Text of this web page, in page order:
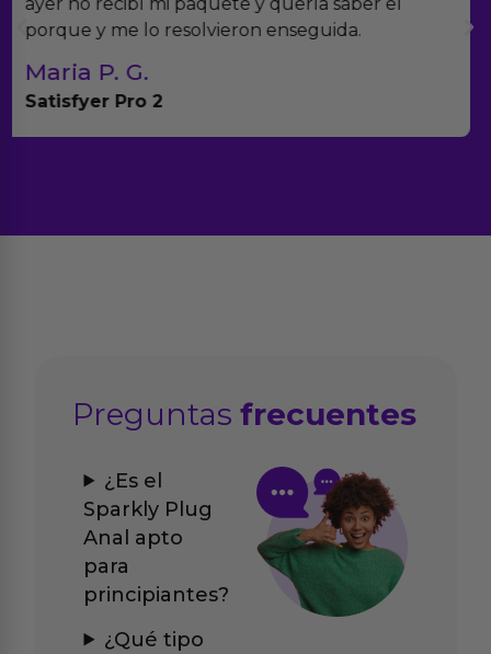
con el seguimiento del pedido.
Teresa y Diego
Anna Huevo Vibrador
Preguntasfrecuentes
¿Es el
Sparkly Plug
Anal apto
para
principiantes?
¿Qué tipo